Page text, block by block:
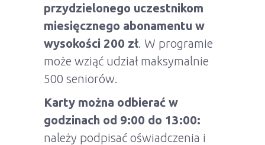
przydzielonego uczestnikom
miesięcznego abonamentu w
wysokości 200 zł . W programie
może wziąć udział maksymalnie
500 seniorów.
Karty można odbierać w
godzinach od 9:00 do 13:00:
należy podpisać oświadczenia i